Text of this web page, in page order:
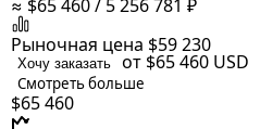
≈ $65 460 / 5 256 781 ₽
Рыночная цена $59 230
Хочу заказать от $65 460 USD
Смотреть больше
$65 460